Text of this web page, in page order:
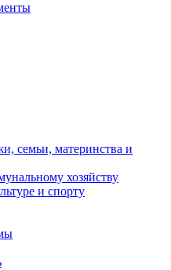
семьи, материнства и
хозяйству
и спорту